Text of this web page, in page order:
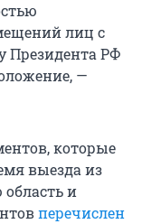
лиц с
Президента РФ
—
которые
выезда из
и
перечислен